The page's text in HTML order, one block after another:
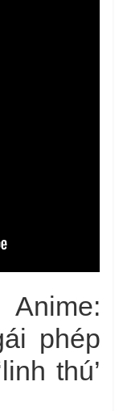
phép
thú’